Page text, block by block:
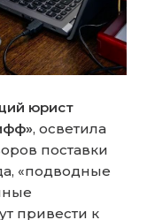
юрист
, осветила
поставки
«подводные
привести к